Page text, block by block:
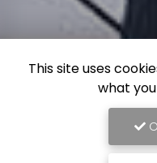
This site uses
what